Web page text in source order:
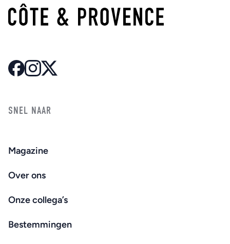
SNEL NAAR
Magazine
Over ons
Onze collega’s
Bestemmingen